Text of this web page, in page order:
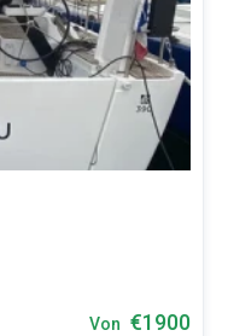
Von €1900